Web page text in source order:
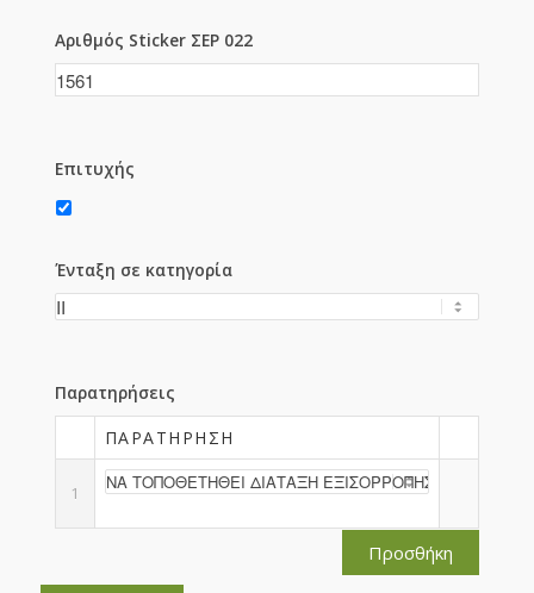
Αριθμός Sticker ΣΕΡ 022
Επιτυχής
Ένταξη σε κατηγορία
Παρατηρήσεις
ΠΑΡΑΤΉΡΗΣΗ
1
Προσθήκη